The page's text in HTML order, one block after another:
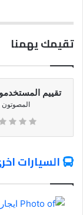
تقيمك يهمنا
تقييم
المصوتون
السيارات